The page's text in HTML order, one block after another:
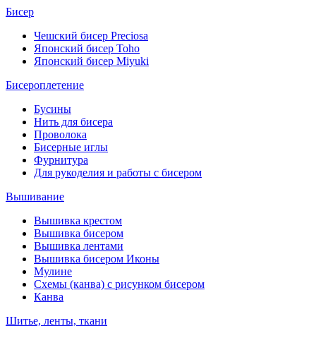
Бисер
Чешский бисер Preciosa
Японский бисер Toho
Японский бисер Miyuki
Бисероплетение
Бусины
Нить для бисера
Проволока
Бисерные иглы
Фурнитура
Для рукоделия и работы с бисером
Вышивание
Вышивка крестом
Вышивка бисером
Вышивка лентами
Вышивка бисером Иконы
Мулине
Схемы (канва) с рисунком бисером
Канва
Шитье, ленты, ткани